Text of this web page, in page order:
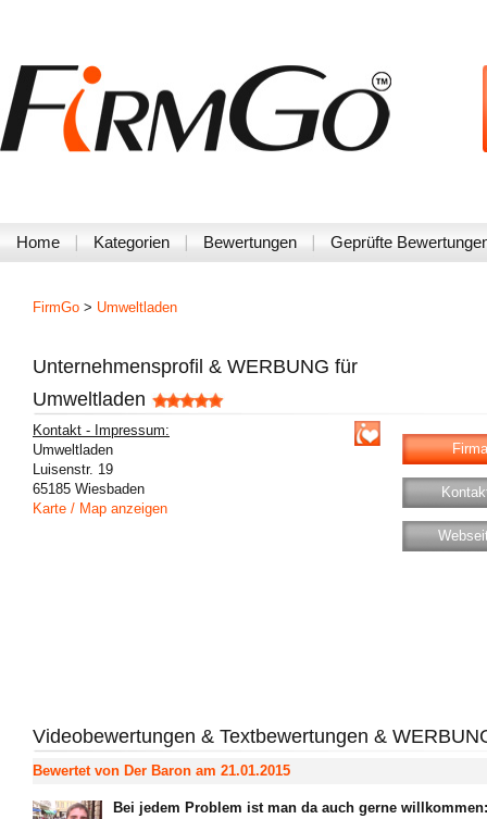
Home Kategorien Bewertungen Geprüfte
FirmGo > Umweltladen
Unternehmensprofil & WERBUNG für
Umweltladen
Kontakt - Impressum:
Umweltladen
Luisenstr. 19
65185 Wiesbaden
Karte / Map anzeigen
Videobewertungen & Textbewertungen &
Bewertet von Der Baron am 21.01.2015
Bei jedem Problem ist man da auch gerne willkommen: